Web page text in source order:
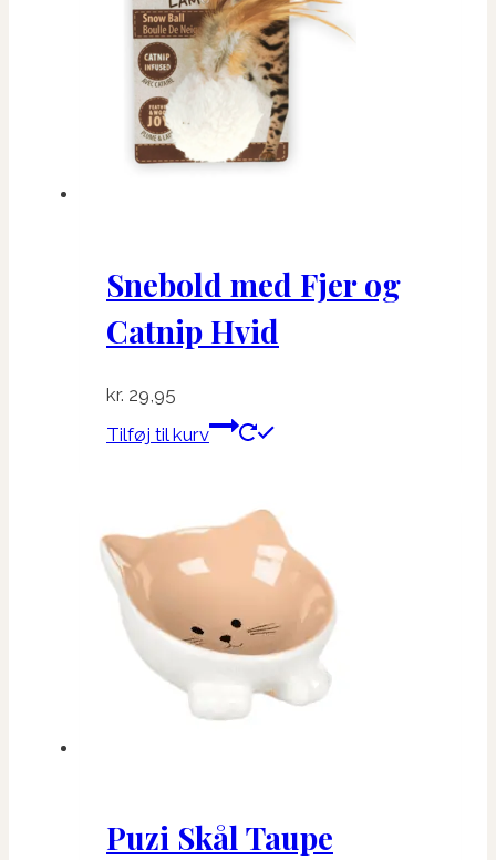
Snebold med Fjer og
Catnip Hvid
kr. 29,95
Tilføj til kurv
Puzi Skål Taupe